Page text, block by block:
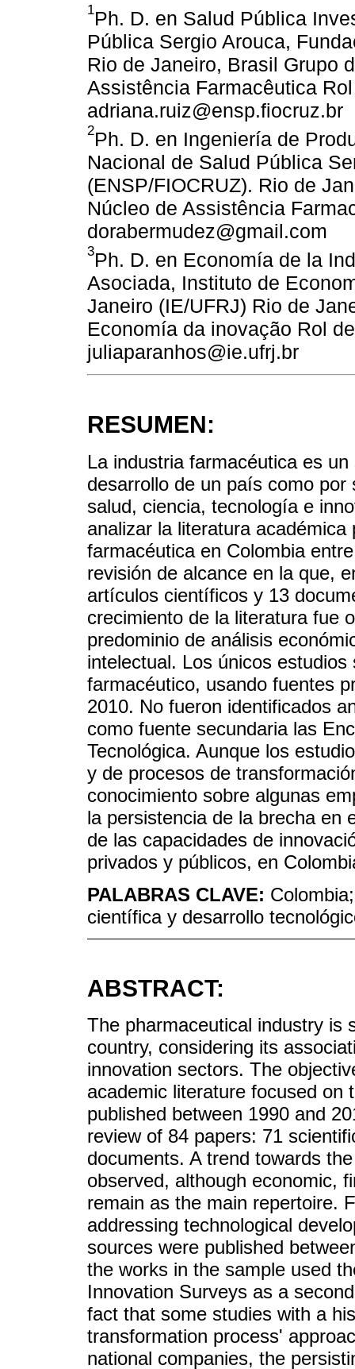
1Ph. D. en Salud Pública
Pública Sergio Arouca,
Rio de Janeiro, Brasil Grupo
Assistência Farmacêutica
adriana.ruiz@ensp.fiocruz.br
2Ph. D. en Ingeniería de
Nacional de Salud Pública
(ENSP/FIOCRUZ). Rio de
Núcleo de Assistência
dorabermudez@gmail.com
3Ph. D. en Economía de la
Asociada, Instituto de
Janeiro (IE/UFRJ) Rio de
Economía da inovação Rol
juliaparanhos@ie.ufrj.br
RESUMEN:
La industria farmacéutica es
desarrollo de un país como
salud, ciencia, tecnología e
analizar la literatura
farmacéutica en Colombia
revisión de alcance en la que,
artículos científicos y 13
crecimiento de la literatura fue
predominio de análisis
intelectual. Los únicos
farmacéutico, usando fuentes
2010. No fueron identificados
como fuente secundaria las
Tecnológica. Aunque los
y de procesos de
conocimiento sobre algunas
la persistencia de la brecha en
de las capacidades de
privados y públicos, en
PALABRAS CLAVE:
científica y desarrollo
ABSTRACT:
The pharmaceutical industry is
country, considering its
innovation sectors. The
academic literature focused on
published between 1990 and
review of 84 papers: 71
documents. A trend towards
observed, although economic,
remain as the main repertoire.
addressing technological
sources were published
the works in the sample used
Innovation Surveys as a
fact that some studies with a
transformation process'
national companies, the